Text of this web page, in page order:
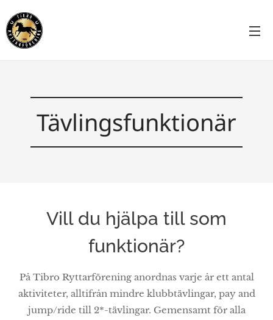
Tävlingsfunktionär
Vill du hjälpa till som
funktionär?
På Tibro Ryttarförening anordnas varje år ett antal
aktiviteter, alltifrån mindre klubbtävlingar, pay and
jump/ride till 2*-tävlingar. Gemensamt för alla